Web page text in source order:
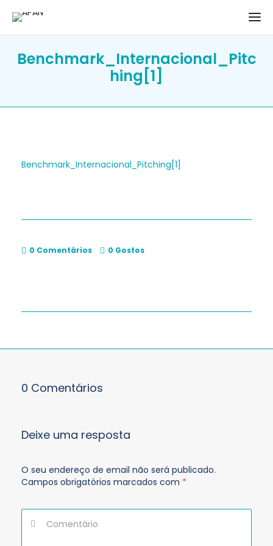
Benchmark_Internacional_Pitc
hing[1]
Benchmark_Internacional_Pitching[1]
0 Comentários 0 Gostos
0 Comentários
Deixe uma resposta
O seu endereço de email não será publicado.
Campos obrigatórios marcados com *